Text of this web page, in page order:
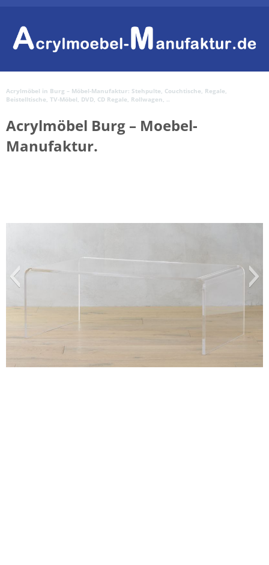
Acrylmöbel in Burg – Möbel-Manufaktur: Stehpulte, Couchtische, Regale,
Beistelltische, TV-Möbel, DVD, CD Regale, Rollwagen, ..
Acrylmöbel Burg – Moebel-
Manufaktur.